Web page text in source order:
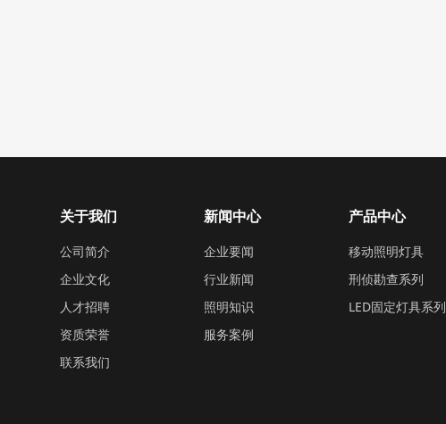
关于我们
公司简介
企业文化
人才招聘
资质荣誉
联系我们
新闻中心
企业要闻
行业新闻
照明知识
服务案例
产品中心
移动照明灯具
刑侦勘查系列
LED固定灯具系列